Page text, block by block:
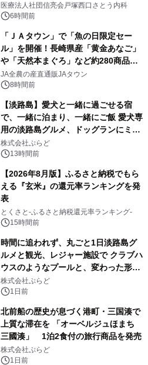
医療法人社団信亮会戸塚西口さとう内科
6時間前
「ＪＡタウン」で「魚の日限定セー
ル」を開催！長崎県産「黄金あなご」
や「天然本まぐろ」など約280商品を
販売！～毎月１０日の定例企画～
JA全農の産直通販JAタウン
8時間前
【淡路島】愛犬と一緒に過ごせる宿
で、一緒に泊まり、一緒にご飯 愛犬専
用の淡路島グルメ、ドッグランにミニ
プール グランピングとトレーラーハウ
スの2施設で
株式会社ぷらど
13時間前
【2026年8月版】ふるさと納税でもら
える『玄米』の還元率ランキングを発
表
とくさと-ふるさと納税還元率ランキング-
15時間前
時間に追われず、丸ごと1日淡路島グ
ルメと観光、レジャー施設で クラブハ
ウスのようなプールと、変わった形の
サウナも 「THE BOXY AWAJI」のお
得な素泊まり連泊プランで
株式会社ぷらど
1日前
北前船の歴史が息づく港町・三国湊で
上質な滞在を 「オーベルジュほまち
三國湊」 1泊2食付の旅行商品を発売
株式会社ぷらど
1日前